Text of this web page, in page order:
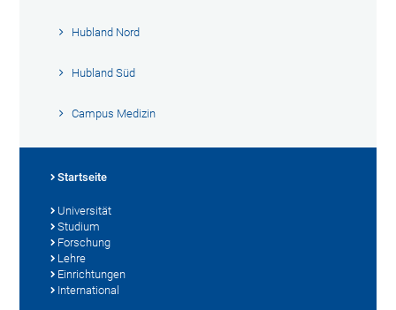
Hubland Nord
Hubland Süd
Campus Medizin
Startseite
Universität
Studium
Forschung
Lehre
Einrichtungen
International